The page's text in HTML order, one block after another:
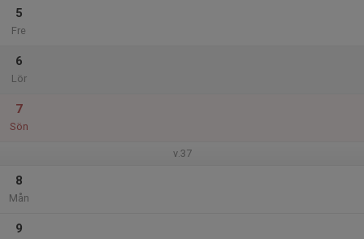
5
Fre
6
Lör
7
Sön
v.37
8
Mån
9